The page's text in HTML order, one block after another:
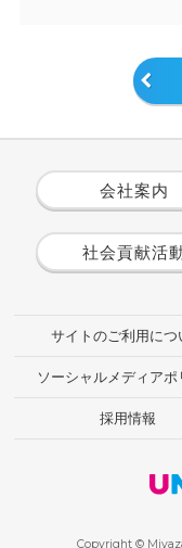
会社案内
社会貢献活
サイトのご利用につ
ソーシャルメディアポ
採用情報
Copyright ©